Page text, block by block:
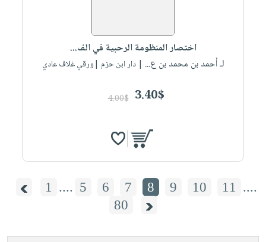
اختصار المنظومة الرحبية في الف...
لـ أحمد بن محمد بن ع... | دار ابن حزم |ورقي غلاف عادي
3.40$
4.00$
1 .... 5 6 7 8 9 10 11 ....
80